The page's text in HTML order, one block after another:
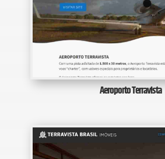
Aeroporto Terravista